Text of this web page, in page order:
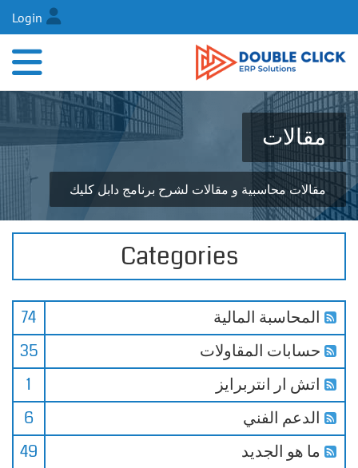
Login
مقالات
مقالات محاسبية و مقالات لشرح برنامج دابل كليك
Categories
المحاسبة المالية
74
حسابات المقاولات
35
اتش ار انتربرايز
1
الدعم الفني
6
ما هو الجديد
49